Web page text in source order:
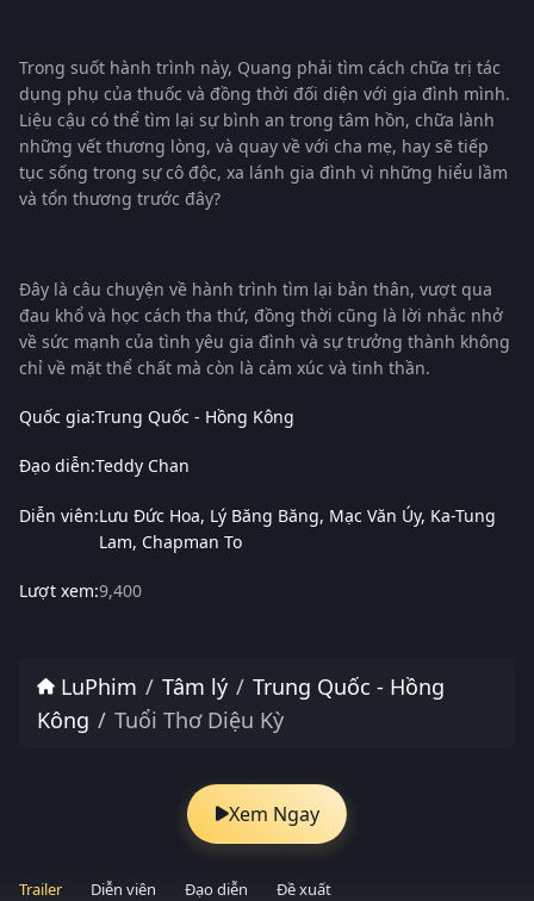
Trong suốt hành trình này, Quang phải tìm cách chữa trị tác
dụng phụ của thuốc và đồng thời đối diện với gia đình mình.
Liệu cậu có thể tìm lại sự bình an trong tâm hồn, chữa lành
những vết thương lòng, và quay về với cha mẹ, hay sẽ tiếp
tục sống trong sự cô độc, xa lánh gia đình vì những hiểu lầm
và tổn thương trước đây?
Đây là câu chuyện về hành trình tìm lại bản thân, vượt qua
đau khổ và học cách tha thứ, đồng thời cũng là lời nhắc nhở
về sức mạnh của tình yêu gia đình và sự trưởng thành không
chỉ về mặt thể chất mà còn là cảm xúc và tinh thần.
Quốc gia:Trung Quốc - Hồng Kông
Đạo diễn:Teddy Chan
Diễn viên:Lưu Đức Hoa Lý Băng Băng Mạc Văn Úy Ka-Tung
Lam Chapman To
Lượt xem:9,400
LuPhim Tâm lý
Trung Quốc - Hồng
Kông
Tuổi Thơ Diệu Kỳ
Xem Ngay
Trailer Diễn viên Đạo diễn Đề xuất